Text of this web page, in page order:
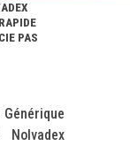
PAS
Générique
Nolvadex